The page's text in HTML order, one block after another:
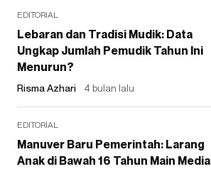
EDITORIAL
Lebaran dan Tradisi Mudik: Data
Ungkap Jumlah Pemudik Tahun Ini
Menurun?
Risma Azhari 4 bulan lalu
EDITORIAL
Manuver Baru Pemerintah: Larang
Anak di Bawah 16 Tahun Main Media